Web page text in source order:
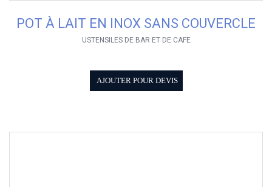
POT À LAIT EN INOX SANS COUVERCLE
USTENSILES DE BAR ET DE CAFE
AJOUTER POUR DEVIS